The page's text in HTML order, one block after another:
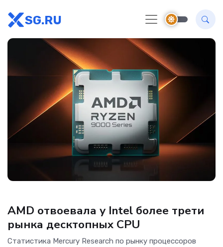
SG.RU
AMD отвоевала у Intel более трети
рынка десктопных CPU
Статистика Mercury Research по рынку процессоров